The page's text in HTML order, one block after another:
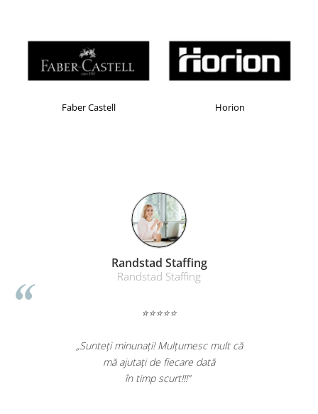
Faber Castell Horion
Randstad Staffing
Randstad Staffing
⭐⭐⭐⭐⭐
„Sunteți minunați! Mulțumesc mult că
mă ajutați de fiecare dată
în timp scurt!!!”